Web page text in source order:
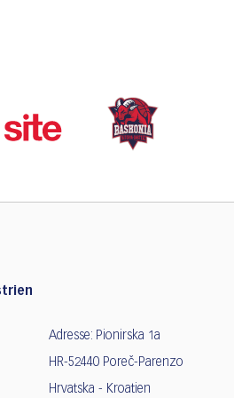
Adresse: Pionirska 1a
HR-52440 Poreč-Parenzo
Hrvatska - Kroatien